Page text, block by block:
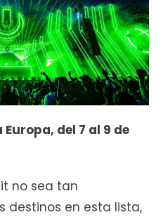
del 7 al 9 de
no sea tan
destinos en esta lista,